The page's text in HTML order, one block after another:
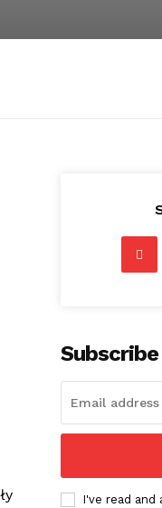
Subscribe
I've read and